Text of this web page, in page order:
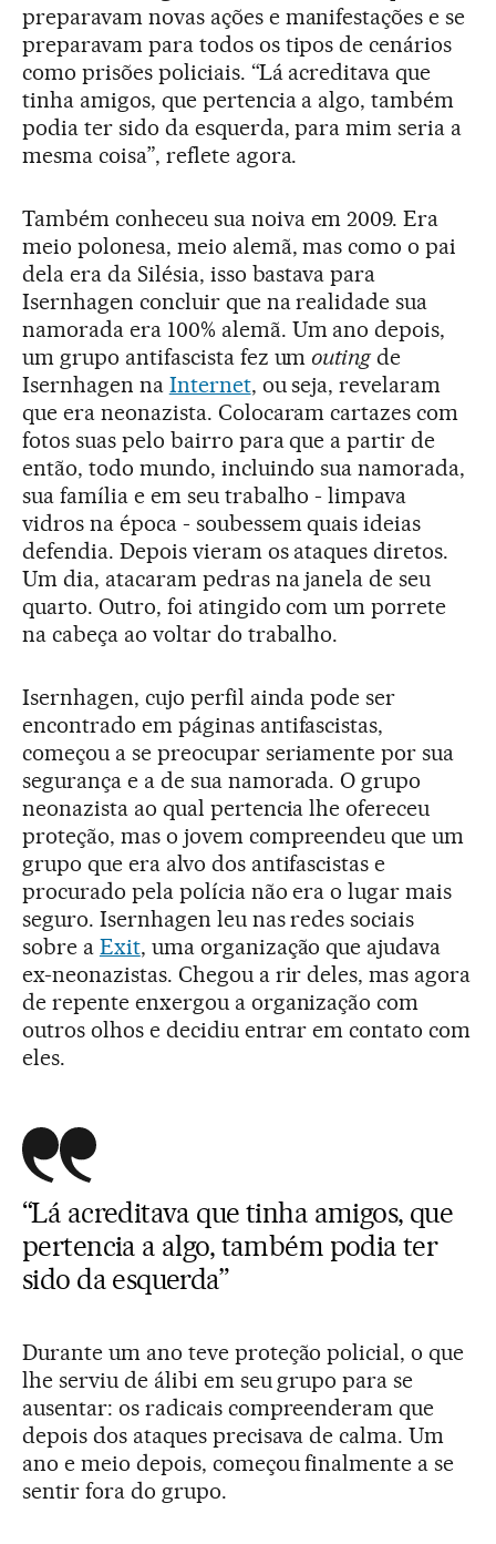
preparavam novas ações e manifestações e se
preparavam para todos os tipos de cenários
como prisões policiais. “Lá acreditava que
tinha amigos, que pertencia a algo, também
podia ter sido da esquerda, para mim seria a
mesma coisa”, reflete agora.
Também conheceu sua noiva em 2009. Era
meio polonesa, meio alemã, mas como o pai
dela era da Silésia, isso bastava para
Isernhagen concluir que na realidade sua
namorada era 100% alemã. Um ano depois,
um grupo antifascista fez um outingde
Isernhagen na Internet, ou seja, revelaram
que era neonazista. Colocaram cartazes com
fotos suas pelo bairro para que a partir de
então, todo mundo, incluindo sua namorada,
sua família e em seu trabalho - limpava
vidros na época - soubessem quais ideias
defendia. Depois vieram os ataques diretos.
Um dia, atacaram pedras na janela de seu
quarto. Outro, foi atingido com um porrete
na cabeça ao voltar do trabalho.
Isernhagen, cujo perfil ainda pode ser
encontrado em páginas antifascistas,
começou a se preocupar seriamente por sua
segurança e a de sua namorada. O grupo
neonazista ao qual pertencia lhe ofereceu
proteção, mas o jovem compreendeu que um
grupo que era alvo dos antifascistas e
procurado pela polícia não era o lugar mais
seguro. Isernhagen leu nas redes sociais
sobre a Exit, uma organização que ajudava
ex-neonazistas. Chegou a rir deles, mas agora
de repente enxergou a organização com
outros olhos e decidiu entrar em contato com
eles.
“Lá acreditava que tinha amigos, que
pertencia a algo, também podia ter
sido da esquerda”
Durante um ano teve proteção policial, o que
lhe serviu de álibi em seu grupo para se
ausentar: os radicais compreenderam que
depois dos ataques precisava de calma. Um
ano e meio depois, começou finalmente a se
sentir fora do grupo.